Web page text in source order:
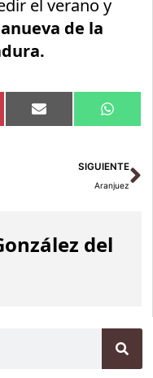
el verano y
de la
Compartir
en
Email
en
SIGUIENTE
Aranjuez
del